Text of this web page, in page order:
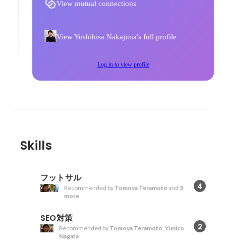
View mutual connections
View Yoshihisa Nakajima's full profile
Log in to view profile
Skills
フットサル
4
Recommended by Tomoya Teramoto and 3
more
SEO対策
2
Recommended by Tomoya Teramoto, Yunico
Nagata